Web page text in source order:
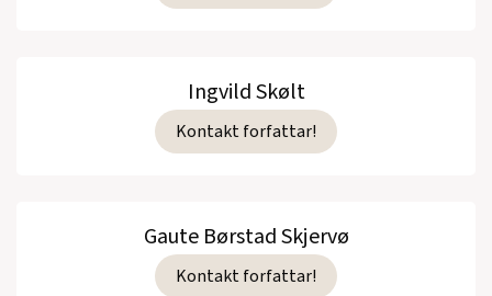
Ingvild Skølt
Kontakt forfattar!
Gaute Børstad Skjervø
Kontakt forfattar!